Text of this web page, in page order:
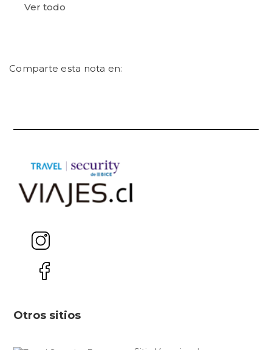
Ver todo
Comparte esta nota en:
Otros sitios